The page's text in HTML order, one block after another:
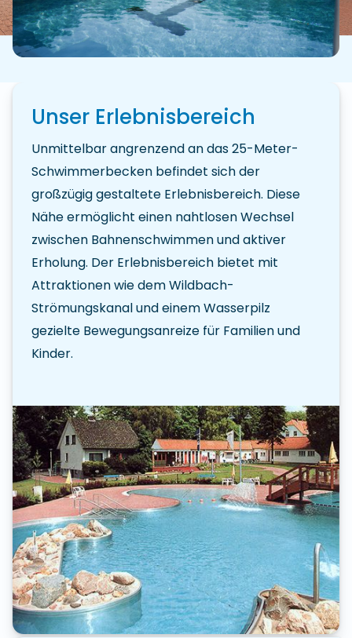
Unser Erlebnisbereich
Unmittelbar angrenzend an das 25-Meter-
Schwimmerbecken befindet sich der
großzügig gestaltete Erlebnisbereich. Diese
Nähe ermöglicht einen nahtlosen Wechsel
zwischen Bahnenschwimmen und aktiver
Erholung. Der Erlebnisbereich bietet mit
Attraktionen wie dem Wildbach-
Strömungskanal und einem Wasserpilz
gezielte Bewegungsanreize für Familien und
Kinder.